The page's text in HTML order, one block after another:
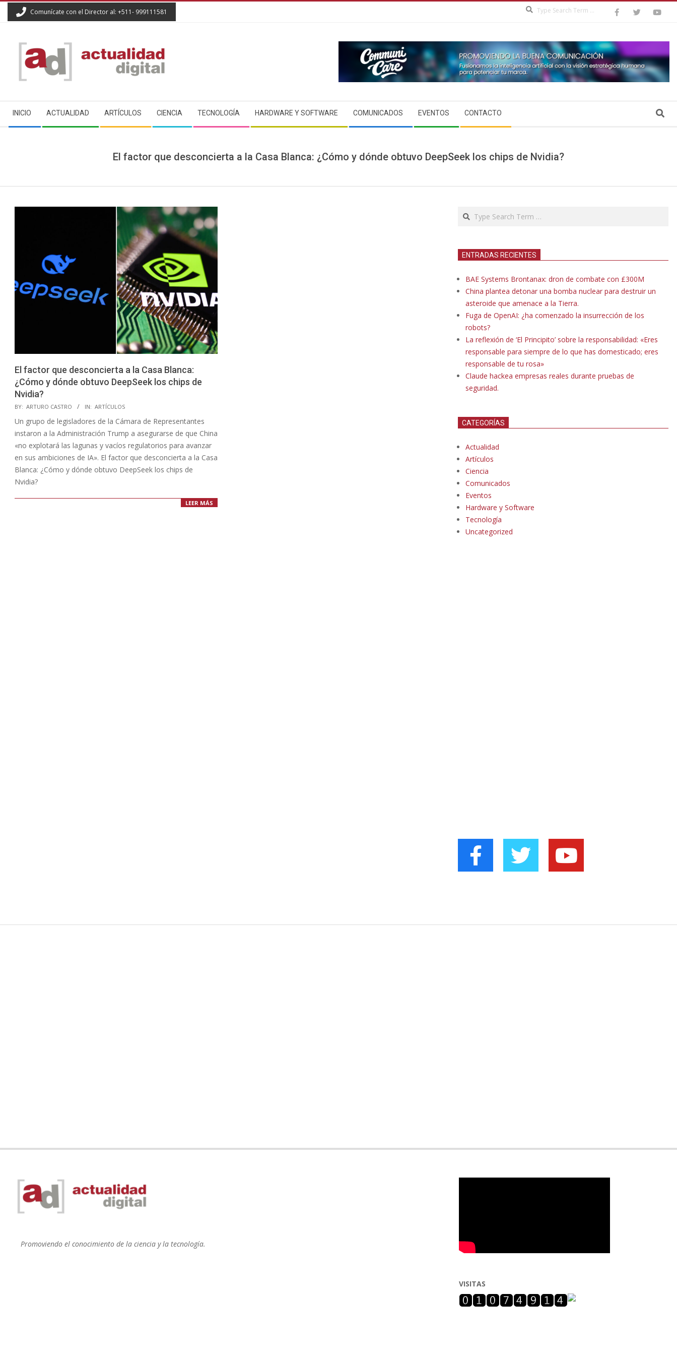
Comunícate con el Director al: +511- 999111581
ACTUALIDAD
DIGITAL
Navigation
Menu
INICIO ACTUALIDAD ARTÍCULOS CIENCIA TECNOLOGÍA HARDWARE Y SOFTWARE COMUNICADOS EVENTOS CONTACTO Search
El factor que desconcierta a la Casa Blanca: ¿Cómo y dónde obtuvo DeepSeek los chips de Nvidia?
El factor que desconcierta a la Casa Blanca:
¿Cómo y dónde obtuvo DeepSeek los chips de
Nvidia?
2025-
02-
01
BY: ARTURO CASTRO IN: ARTÍCULOS
Un grupo de legisladores de la Cámara de Representantes
instaron a la Administración Trump a asegurarse de que China
«no explotará las lagunas y vacíos regulatorios para avanzar
en sus ambiciones de IA». El factor que desconcierta a la Casa
Blanca: ¿Cómo y dónde obtuvo DeepSeek los chips de
Nvidia?
LEER MÁS
Search
ENTRADAS RECIENTES
BAE Systems Brontanax: dron de combate con £300M
China plantea detonar una bomba nuclear para destruir un
asteroide que amenace a la Tierra.
Fuga de OpenAI: ¿ha comenzado la insurrección de los
robots?
La reflexión de ‘El Principito’ sobre la responsabilidad: «Eres
responsable para siempre de lo que has domesticado; eres
responsable de tu rosa»
Claude hackea empresas reales durante pruebas de
seguridad.
CATEGORÍAS
Actualidad
Artículos
Ciencia
Comunicados
Eventos
Hardware y Software
Tecnología
Uncategorized
Promoviendo el conocimiento de la ciencia y la tecnología.
VISITAS